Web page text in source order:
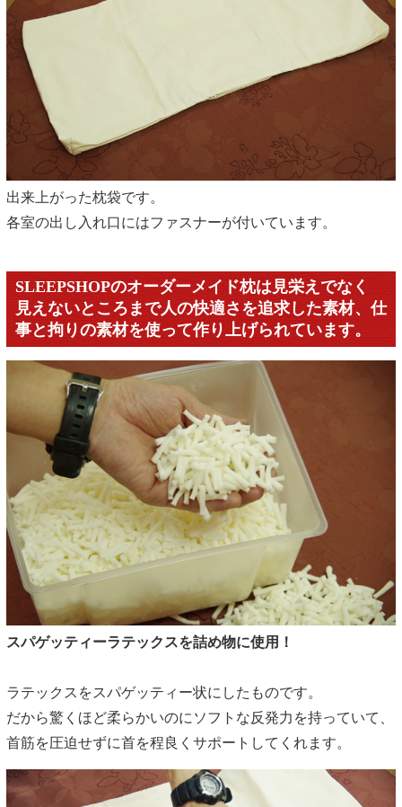
出来上がった枕袋です。
各室の出し入れ口にはファスナーが付いています。
SLEEPSHOPのオーダーメイド枕は見栄えでなく
見えないところまで人の快適さを追求した素材、仕
事と拘りの素材を使って作り上げられています。
スパゲッティーラテックスを詰め物に使用！
ラテックスをスパゲッティー状にしたものです。
だから驚くほど柔らかいのにソフトな反発力を持っていて、
首筋を圧迫せずに首を程良くサポートしてくれます。